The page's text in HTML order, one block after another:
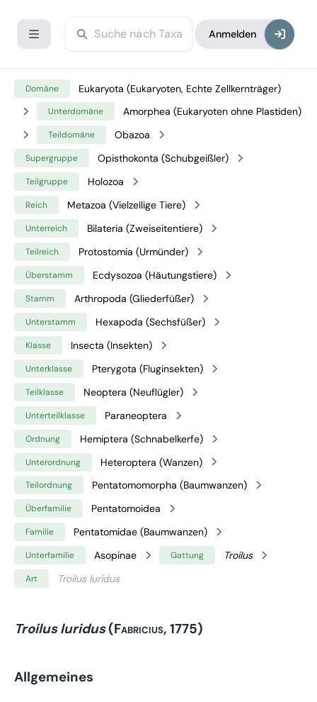
Anmelden
Domäne Eukaryota (Eukaryoten, Echte Zellkernträger)
Unterdomäne Amorphea (Eukaryoten ohne Plastiden)
Teildomäne Obazoa
Supergruppe Opisthokonta (Schubgeißler)
Teilgruppe Holozoa
Reich Metazoa (Vielzellige Tiere)
Unterreich Bilateria (Zweiseitentiere)
Teilreich Protostomia (Urmünder)
Überstamm Ecdysozoa (Häutungstiere)
Stamm Arthropoda (Gliederfüßer)
Unterstamm Hexapoda (Sechsfüßer)
Klasse Insecta (Insekten)
Unterklasse Pterygota (Fluginsekten)
Teilklasse Neoptera (Neuflügler)
Unterteilklasse Paraneoptera
Ordnung Hemiptera (Schnabelkerfe)
Unterordnung Heteroptera (Wanzen)
Teilordnung Pentatomomorpha (Baumwanzen)
Überfamilie Pentatomoidea
Familie Pentatomidae (Baumwanzen)
Unterfamilie Asopinae Gattung Troilus
Art Troilus luridus
Troilus luridus(Fabricius, 1775)
Allgemeines